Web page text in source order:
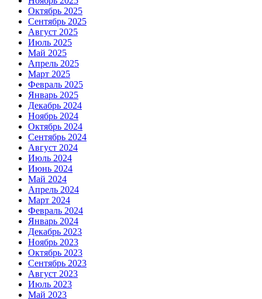
Октябрь 2025
Сентябрь 2025
Август 2025
Июль 2025
Май 2025
Апрель 2025
Март 2025
Февраль 2025
Январь 2025
Декабрь 2024
Ноябрь 2024
Октябрь 2024
Сентябрь 2024
Август 2024
Июль 2024
Июнь 2024
Май 2024
Апрель 2024
Март 2024
Февраль 2024
Январь 2024
Декабрь 2023
Ноябрь 2023
Октябрь 2023
Сентябрь 2023
Август 2023
Июль 2023
Май 2023